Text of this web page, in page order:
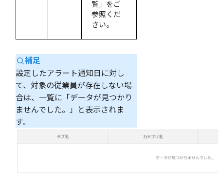
覧」をご
参照くだ
さい。
補足
設定したアラート通知日に対し
て、対象の従業員が存在しない場
合は、一覧に「データが見つかり
ませんでした。」と表示されま
す。